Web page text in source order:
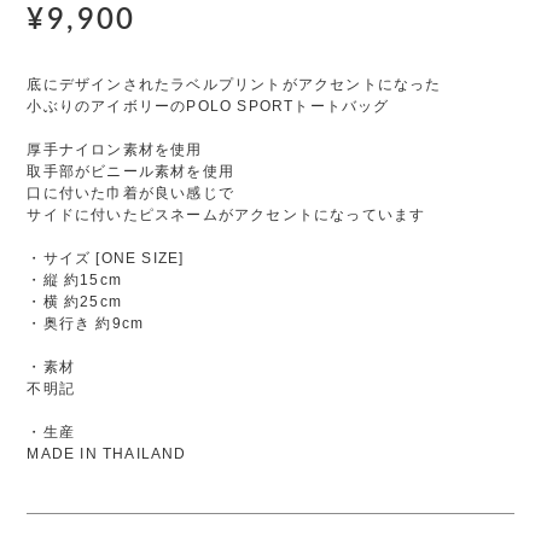
¥9,900
底にデザインされたラベルプリントがアクセントになった
小ぶりのアイボリーのPOLO SPORTトートバッグ
厚手ナイロン素材を使用
取手部がビニール素材を使用
口に付いた巾着が良い感じで
サイドに付いたピスネームがアクセントになっています
・サイズ [ONE SIZE]
・縦 約15cm
・横 約25cm
・奥行き 約9cm
・素材
不明記
・生産
MADE IN THAILAND